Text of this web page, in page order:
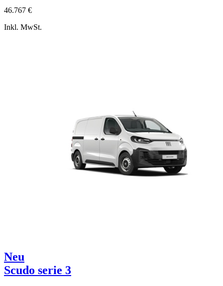
46.767 €
Inkl. MwSt.
Neu
Scudo serie 3